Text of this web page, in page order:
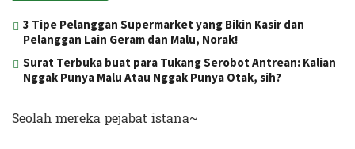
3 Tipe Pelanggan Supermarket yang Bikin Kasir dan
Pelanggan Lain Geram dan Malu, Norak!
Surat Terbuka buat para Tukang Serobot Antrean: Kalian
Nggak Punya Malu Atau Nggak Punya Otak, sih?
Seolah mereka pejabat istana~